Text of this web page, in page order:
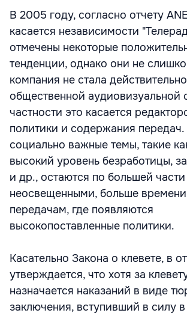
В 2005 году, согласно отчету
касается независимости
отмечены некоторые
тенденции, однако они не
компания не стала действительно
общественной аудиовизуальной
частности это касается
политики и содержания передач.
социально важные темы, такие
высокий уровень безработицы,
и др., остаются по большей части
неосвещенными, больше времени
передачам, где появляются
высокопоставленные политики.
Касательно Закона о клевете, в
утверждается, что хотя за
назначается наказаний в виде
заключения, вступивший в силу